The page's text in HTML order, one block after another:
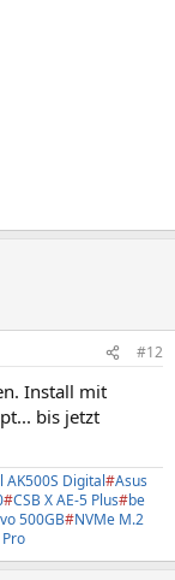
#12
Install mit
bis jetzt
AK500S Digital#Asus
#CSB X AE-5 Plus#be
500GB#NVMe M.2